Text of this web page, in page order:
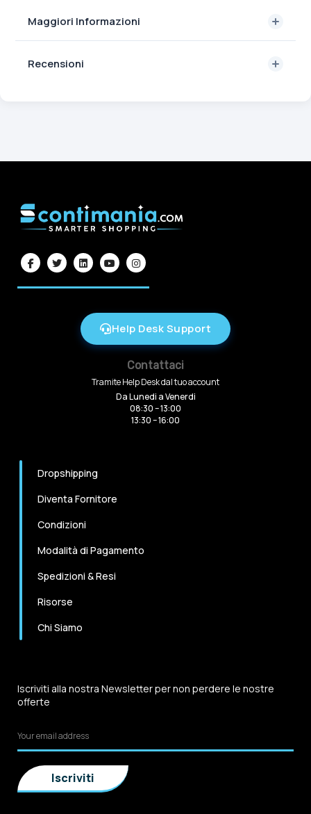
Maggiori Informazioni
Recensioni
Help Desk Support
Contattaci
Tramite Help Desk dal tuo account
Da Lunedi a Venerdi
08:30 – 13:00
13:30 – 16:00
Dropshipping
Diventa Fornitore
Condizioni
Modalità di Pagamento
Spedizioni & Resi
Risorse
Chi Siamo
Iscriviti alla nostra Newsletter per non perdere le nostre
offerte